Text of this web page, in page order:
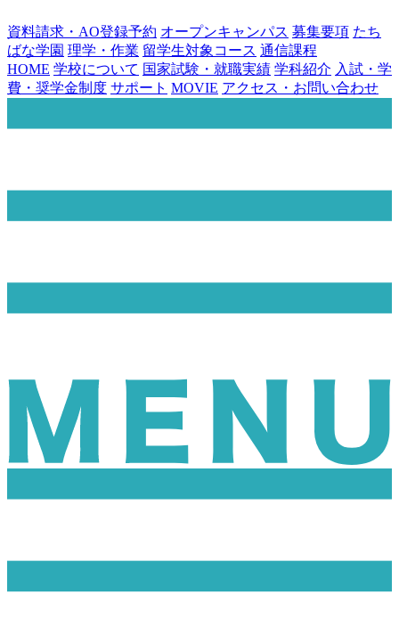
資料請求・AO登録予約 オープンキャンパス 募集要項 たち
ばな学園 理学・作業 留学生対象コース 通信課程
HOME 学校について 国家試験・就職実績 学科紹介 入試・学
費・奨学金制度 サポート MOVIE アクセス・お問い合わせ